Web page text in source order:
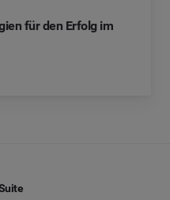
für den Erfolg im